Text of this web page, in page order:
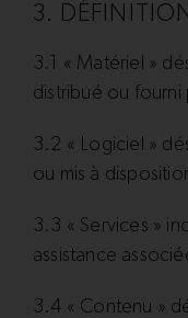
3.
3.1 « Matériel »
distribué ou fourni
3.2 « Logiciel »
ou mis à
3.3 « Services »
assistance
3.4 « Contenu »